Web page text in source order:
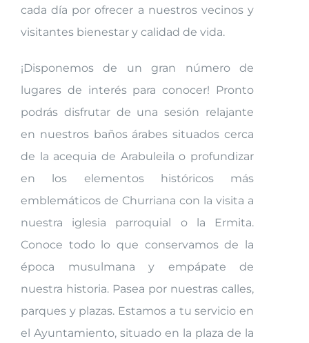
cada día por ofrecer a nuestros vecinos y
visitantes bienestar y calidad de vida.
¡Disponemos de un gran número de
lugares de interés para conocer! Pronto
podrás disfrutar de una sesión relajante
en nuestros baños árabes situados cerca
de la acequia de Arabuleila o profundizar
en los elementos históricos más
emblemáticos de Churriana con la visita a
nuestra iglesia parroquial o la Ermita.
Conoce todo lo que conservamos de la
época musulmana y empápate de
nuestra historia. Pasea por nuestras calles,
parques y plazas. Estamos a tu servicio en
el Ayuntamiento, situado en la plaza de la